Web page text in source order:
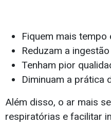
Fiquem mais
Reduzam a
Tenham pior
Diminuam a prática
Além disso, o ar mais
respiratórias e facilitar